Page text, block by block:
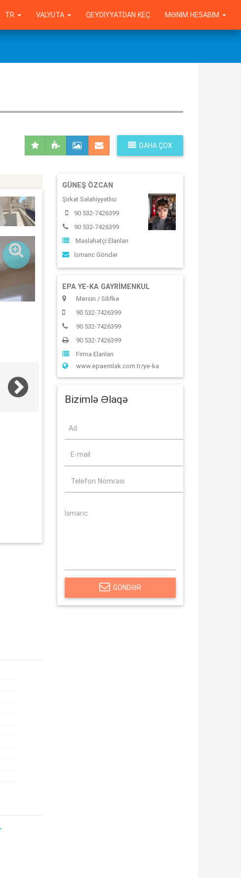
MƏNIM HESABIM
QEYDIYYATDAN KEÇ
VALYUTA
TR
DAHA ÇOX
GÜNEŞ ÖZCAN
Şirkət Səlahiyyətlisi
90 532-7426399
90 532-7426399
Məsləhətçi Elanları
İsmarıc Göndər
EPA YE-KA GAYRİMENKUL
Mersin / Silifke
90 532-7426399
90 532-7426399
90 532-7426399
Firma Elanları
www.epaemlak.com.tr/ye-ka
Bizimlə Əlaqə
GÖNDƏR